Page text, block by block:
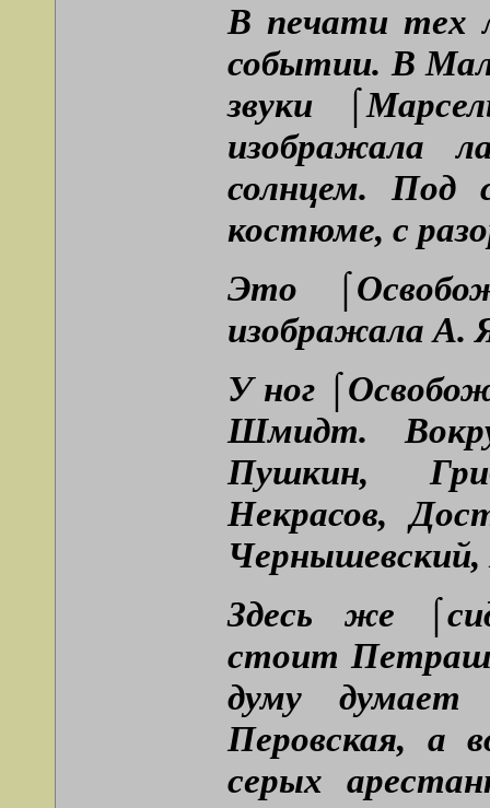
В печати тех
событии. В
звуки
изображала
солнцем. Под
костюме, с
Это
изображала А.
У ног
Шмидт.
Пушкин,
Некрасов,
Чернышевский,
Здесь же
стоит
думу думает
Перовская, а
серых